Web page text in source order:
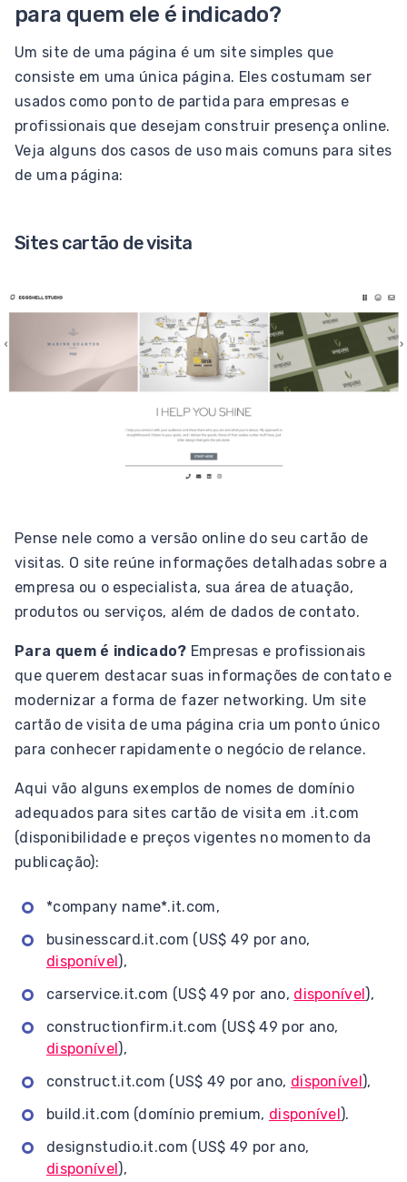
para quem ele é indicado?
Um site de uma página é um site simples que
consiste em uma única página. Eles costumam ser
usados como ponto de partida para empresas e
profissionais que desejam construir presença online.
Veja alguns dos casos de uso mais comuns para sites
de uma página:
Sites cartão de visita
Pense nele como a versão online do seu cartão de
visitas. O site reúne informações detalhadas sobre a
empresa ou o especialista, sua área de atuação,
produtos ou serviços, além de dados de contato.
Para quem é indicado? Empresas e profissionais
que querem destacar suas informações de contato e
modernizar a forma de fazer networking. Um site
cartão de visita de uma página cria um ponto único
para conhecer rapidamente o negócio de relance.
Aqui vão alguns exemplos de nomes de domínio
adequados para sites cartão de visita em .it.com
(disponibilidade e preços vigentes no momento da
publicação):
*company name*.it.com,
businesscard.it.com (US$ 49 por ano,
disponível),
carservice.it.com (US$ 49 por ano, disponível),
constructionfirm.it.com (US$ 49 por ano,
disponível),
construct.it.com (US$ 49 por ano, disponível),
build.it.com (domínio premium, disponível).
designstudio.it.com (US$ 49 por ano,
disponível),